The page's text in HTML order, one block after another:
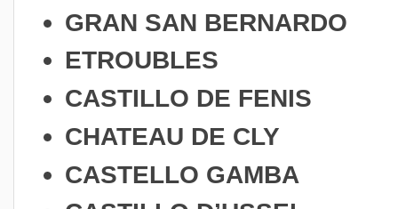
GRAN SAN BERNARDO
ETROUBLES
CASTILLO DE FENIS
CHATEAU DE CLY
CASTELLO GAMBA